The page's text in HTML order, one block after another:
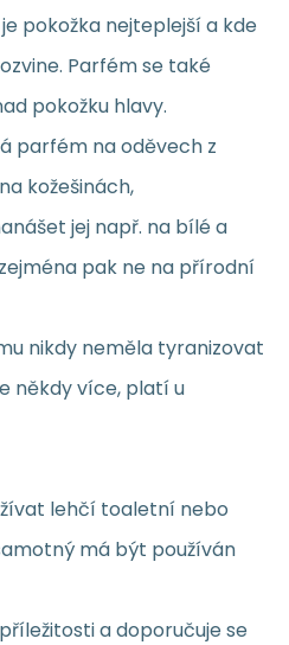
pokožka nejteplejší a kde
Parfém se také
pokožku hlavy.
parfém na oděvech z
kožešinách,
jej např. na bílé a
pak ne na přírodní
nikdy neměla tyranizovat
někdy více, platí u
lehčí toaletní nebo
má být používán
a doporučuje se